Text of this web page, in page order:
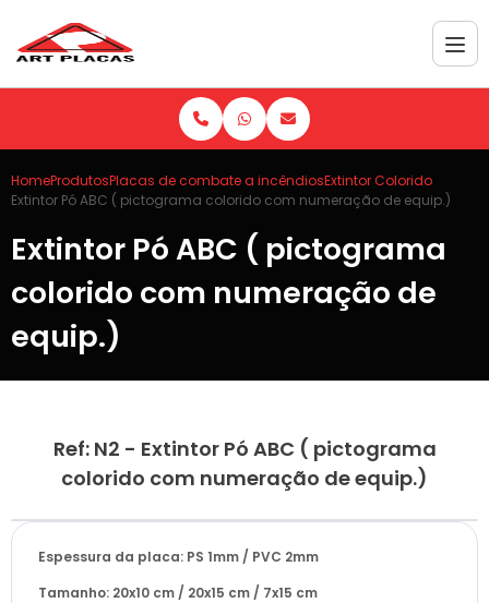
HomeProdutosPlacas de combate a incêndiosExtintor Colorido
Extintor Pó ABC ( pictograma colorido com numeração de equip.)
Extintor Pó ABC ( pictograma
colorido com numeração de
equip.)
Ref: N2 - Extintor Pó ABC ( pictograma
colorido com numeração de equip.)
Espessura da placa: PS 1mm / PVC 2mm
Tamanho: 20x10 cm / 20x15 cm / 7x15 cm